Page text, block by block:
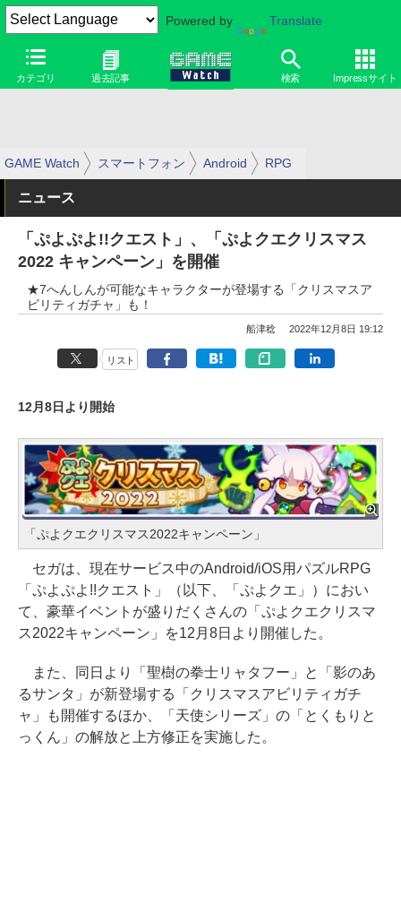
Powered by Translate
カテゴリ 過去記事 検索 Impressサイト
GAME Watch スマートフォン Android RPG
ニュース
「ぷよぷよ!!クエスト」、「ぷよクエクリスマス
2022 キャンペーン」を開催
★7へんしんが可能なキャラクターが登場する「クリスマスア
ビリティガチャ」も！
船津稔 2022年12月8日 19:12
リスト
12月8日より開始
「ぷよクエクリスマス2022キャンペーン」
セガは、現在サービス中のAndroid/iOS用パズルRPG
「ぷよぷよ!!クエスト」（以下、「ぷよクエ」）におい
て、豪華イベントが盛りだくさんの「ぷよクエクリスマ
ス2022キャンペーン」を12月8日より開催した。
また、同日より「聖樹の拳士リャタフー」と「影のあ
るサンタ」が新登場する「クリスマスアビリティガチ
ャ」も開催するほか、「天使シリーズ」の「とくもりと
っくん」の解放と上方修正を実施した。